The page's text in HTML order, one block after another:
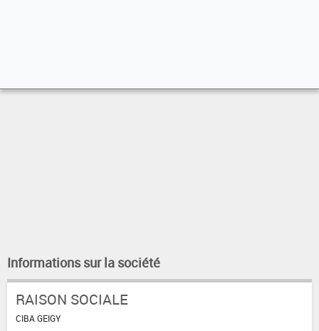
Informations sur la société
RAISON SOCIALE
CIBA GEIGY